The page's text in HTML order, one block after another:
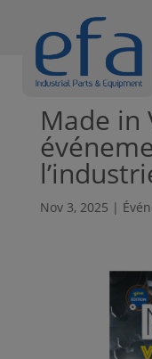
Made in
Nov 3, 2025 |